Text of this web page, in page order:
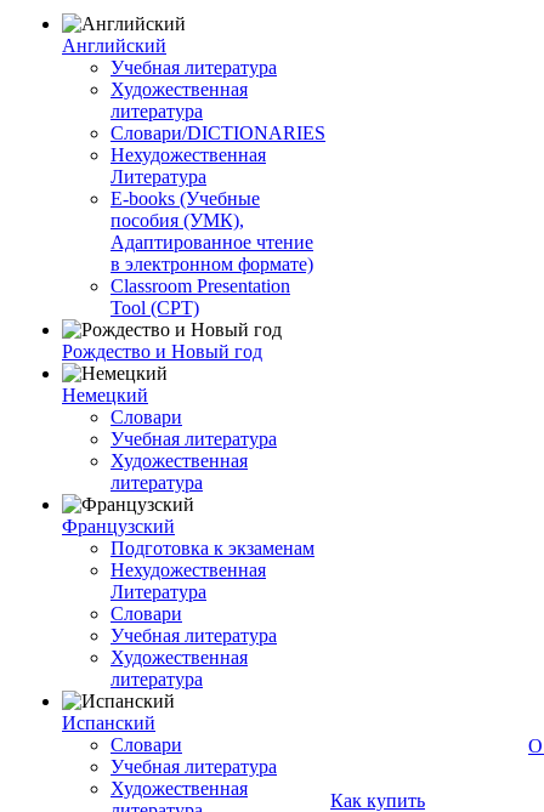
Английский
Учебная литература
Художественная
литература
Словари/DICTIONARIES
Нехудожественная
Литература
E-books (Учебные
пособия (УМК),
Адаптированное чтение
в электронном формате)
Classroom Presentation
Tool (CPT)
Рождество и Новый год
Немецкий
Словари
Учебная литература
Художественная
литература
Французский
Подготовка к экзаменам
Нехудожественная
Литература
Словари
Учебная литература
Художественная
литература
Испанский
Словари
Учебная литература
Художественная
Как купить
О